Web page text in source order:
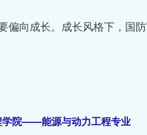
偏向成长。成长风格下，国
学院——能源与动力工程专业